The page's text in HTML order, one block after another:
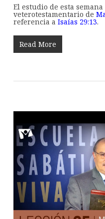
El estudio de esta
veterotestamentario de
referencia a Isaías 29:13.
Read More